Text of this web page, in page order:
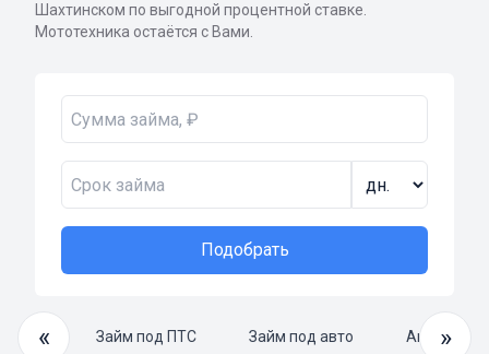
Шахтинском по выгодной процентной ставке.
Мототехника остаётся с Вами.
Подобрать
«
займ Займ под ПТС Займ под авто »